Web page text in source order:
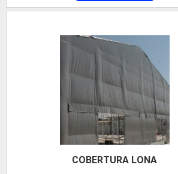
sistemas de coberturas e painel
oferecendo sempre a melhor opção para
final.Ainda com uma visão
manutenção de cobertura metálica,
buscar uma empresa que tenha produtos
com ótima qualidade e precisão, pontos
que ficam de fora no planejamento de
outros fatores.Existem muitas formas
COBERTURA LONA